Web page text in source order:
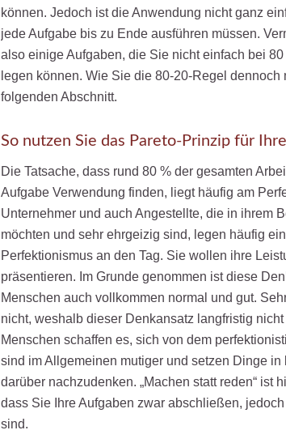
können. Jedoch ist die Anwendung nicht ganz
jede Aufgabe bis zu Ende ausführen müssen.
also einige Aufgaben, die Sie nicht einfach bei
legen können. Wie Sie die 80-20-Regel
folgenden Abschnitt.
So nutzen Sie das Pareto-Prinzip für
Die Tatsache, dass rund 80 % der gesamten
Aufgabe Verwendung finden, liegt häufig am
Unternehmer und auch Angestellte, die in ihrem
möchten und sehr ehrgeizig sind, legen häufig
Perfektionismus an den Tag. Sie wollen ihre
präsentieren. Im Grunde genommen ist diese
Menschen auch vollkommen normal und gut.
nicht, weshalb dieser Denkansatz langfristig
Menschen schaffen es, sich von dem
sind im Allgemeinen mutiger und setzen Dinge in
darüber nachzudenken. „Machen statt reden“ ist
dass Sie Ihre Aufgaben zwar abschließen,
sind.